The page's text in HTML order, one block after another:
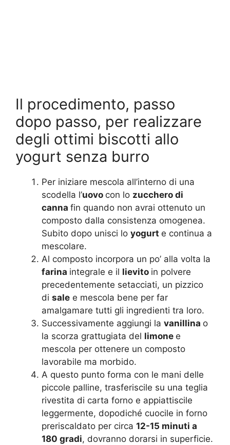
Il procedimento, passo
dopo passo, per realizzare
degli ottimi biscotti allo
yogurt senza burro
Per iniziare mescola all’interno di una
scodella l’uovo con lo zucchero di
canna fin quando non avrai ottenuto un
composto dalla consistenza omogenea.
Subito dopo unisci lo yogurt e continua a
mescolare.
Al composto incorpora un po’ alla volta la
farina integrale e il lievito in polvere
precedentemente setacciati, un pizzico
di sale e mescola bene per far
amalgamare tutti gli ingredienti tra loro.
Successivamente aggiungi la vanillina o
la scorza grattugiata del limone e
mescola per ottenere un composto
lavorabile ma morbido.
A questo punto forma con le mani delle
piccole palline, trasferiscile su una teglia
rivestita di carta forno e appiattiscile
leggermente, dopodiché cuocile in forno
preriscaldato per circa 12-15 minuti a
180 gradi, dovranno dorarsi in superficie.